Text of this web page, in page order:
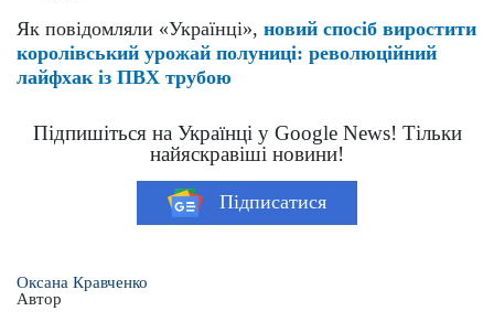
Як повідомляли «Українці», новий спосіб виростити
королівський урожай полуниці: революційний
лайфхак із ПВХ трубою
Підпишіться на Українці у Google News! Тільки
найяскравіші новини!
Підписатися
Оксана Кравченко
Автор